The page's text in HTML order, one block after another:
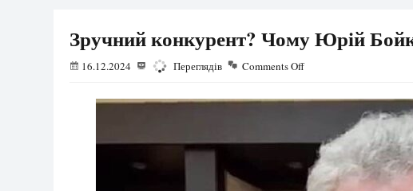
Зручний конкурент? Чому Юрій
16.12.2024 3042 Переглядів Comments Off